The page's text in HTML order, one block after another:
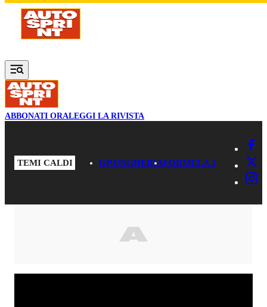
Vai al contenuto principale
ABBONATI ORALEGGI LA RIVISTA
TEMI CALDI GP UNGHERIAFORMULA 1